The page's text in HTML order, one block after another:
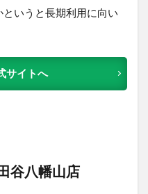
いうと長期利用に向い
サイトへ
谷八幡山店